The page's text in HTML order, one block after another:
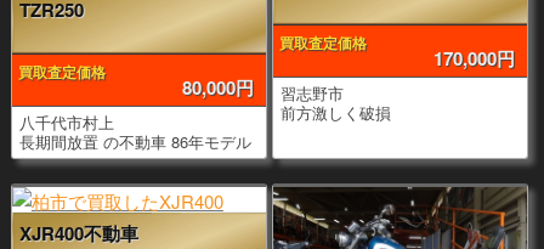
TZR250
買取査定価格
80,000円
八千代市村上
長期間放置 の不動車 86年モデル
買取査定価格
170,000円
習志野市
前方激しく破損
XJR400不動車